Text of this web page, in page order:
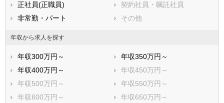
船井郡京丹波町
与謝郡伊根町
与謝郡与謝野町
正社員(正職員)
契約社員・嘱託社員
非常勤・パート
その他
年収から求人を探す
年収300万円～
年収350万円～
年収400万円～
年収450万円～
年収500万円～
年収550万円～
年収600万円～
年収650万円～